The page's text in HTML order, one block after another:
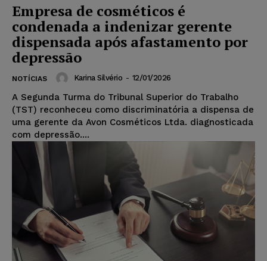
Empresa de cosméticos é
condenada a indenizar gerente
dispensada após afastamento por
depressão
NOTÍCIAS Karina Silvério - 12/01/2026
A Segunda Turma do Tribunal Superior do Trabalho
(TST) reconheceu como discriminatória a dispensa de
uma gerente da Avon Cosméticos Ltda. diagnosticada
com depressão....